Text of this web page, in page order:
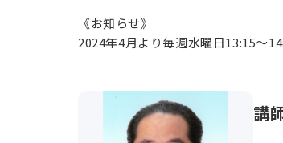
《お知らせ》
2024年4月より毎週水曜日13:15～
講